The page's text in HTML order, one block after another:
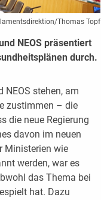
Thomas Topf
NEOS präsentiert
durch.
NEOS stehen, am
zustimmen – die
die neue Regierung
davon im neuen
Ministerien wie
werden, war es
das Thema bei
hat. Dazu